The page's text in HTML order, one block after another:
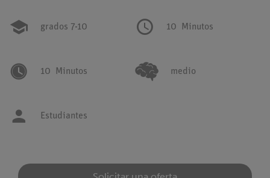
grados 7-10 10 Minutos
10 Minutos medio
Estudiantes